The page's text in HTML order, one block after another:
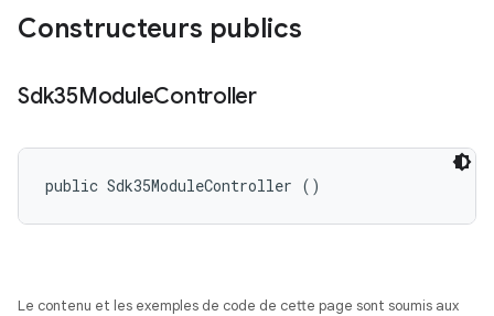
Constructeurs publics
Sdk35ModuleController
public Sdk35ModuleController ()
Le contenu et les exemples de code de cette page sont soumis aux